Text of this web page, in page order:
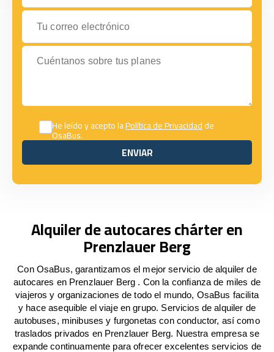
Tu correo electrónico
Cuéntanos sobre tus planes
He leído y acepto laPolítica de Privacidadde
OsaBus.
ENVIAR
ENVIAR
Alquiler de autocares chárter en
Prenzlauer Berg
Con OsaBus, garantizamos el mejor servicio de alquiler de
autocares en Prenzlauer Berg . Con la confianza de miles de
viajeros y organizaciones de todo el mundo, OsaBus facilita
y hace asequible el viaje en grupo. Servicios de alquiler de
autobuses, minibuses y furgonetas con conductor, así como
traslados privados en Prenzlauer Berg. Nuestra empresa se
expande continuamente para ofrecer excelentes servicios de